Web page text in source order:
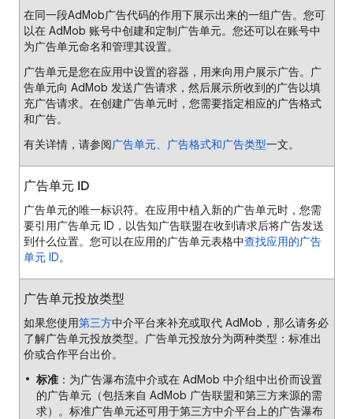
在同一段AdMob广告代码的作用下展示出来的一组广告。您可
以在 AdMob 账号中创建和定制广告单元。您还可以在账号中
为广告单元命名和管理其设置。
广告单元是您在应用中设置的容器，用来向用户展示广告。广
告单元向 AdMob 发送广告请求，然后展示所收到的广告以填
充广告请求。在创建广告单元时，您需要指定相应的广告格式
和广告。
有关详情，请参阅广告单元、广告格式和广告类型一文。
广告单元 ID
广告单元的唯一标识符。在应用中植入新的广告单元时，您需
要引用广告单元 ID，以告知广告联盟在收到请求后将广告发送
到什么位置。您可以在应用的广告单元表格中查找应用的广告
单元 ID。
广告单元投放类型
如果您使用第三方中介平台来补充或取代 AdMob，那么请务必
了解广告单元投放类型。广告单元投放分为两种类型：标准出
价或合作平台出价。
标准 ：为广告瀑布流中介或在 AdMob 中介组中出价而设置
的广告单元（包括来自 AdMob 广告联盟和第三方来源的需
求）。标准广告单元还可用于第三方中介平台上的广告瀑布